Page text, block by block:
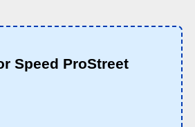
Speed ProStreet